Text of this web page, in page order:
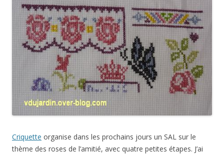
Criquette organise dans les prochains jours un SAL sur le
thème des roses de l’amitié, avec quatre petites étapes. J’ai